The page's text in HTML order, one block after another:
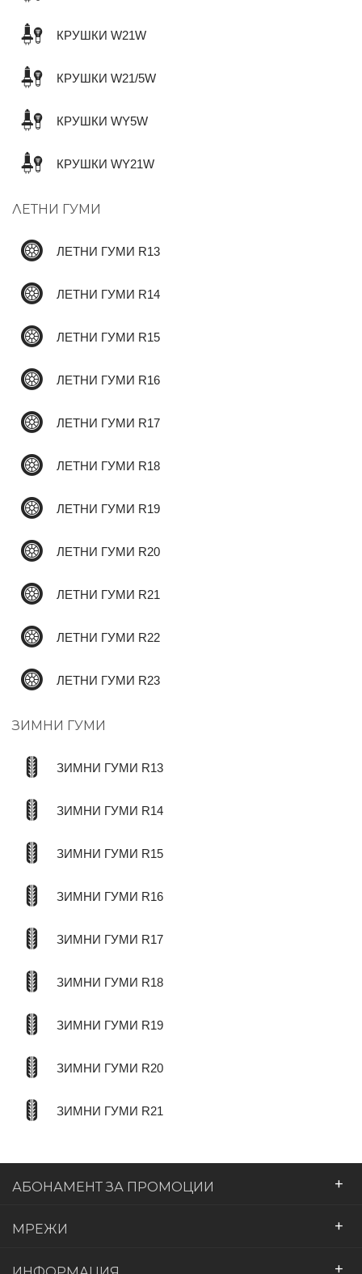
КРУШКИ W21W
КРУШКИ W21/5W
КРУШКИ WY5W
КРУШКИ WY21W
ЛЕТНИ ГУМИ
ЛЕТНИ ГУМИ R13
ЛЕТНИ ГУМИ R14
ЛЕТНИ ГУМИ R15
ЛЕТНИ ГУМИ R16
ЛЕТНИ ГУМИ R17
ЛЕТНИ ГУМИ R18
ЛЕТНИ ГУМИ R19
ЛЕТНИ ГУМИ R20
ЛЕТНИ ГУМИ R21
ЛЕТНИ ГУМИ R22
ЛЕТНИ ГУМИ R23
ЗИМНИ ГУМИ
ЗИМНИ ГУМИ R13
ЗИМНИ ГУМИ R14
ЗИМНИ ГУМИ R15
ЗИМНИ ГУМИ R16
ЗИМНИ ГУМИ R17
ЗИМНИ ГУМИ R18
ЗИМНИ ГУМИ R19
ЗИМНИ ГУМИ R20
ЗИМНИ ГУМИ R21
АБОНАМЕНТ ЗА ПРОМОЦИИ +
МРЕЖИ +
+